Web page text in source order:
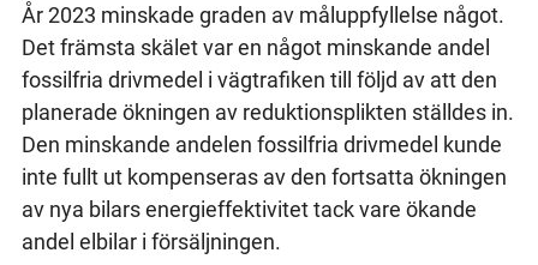
År 2023 minskade graden av måluppfyllelse något.
Det främsta skälet var en något minskande andel
fossilfria drivmedel i vägtrafiken till följd av att den
planerade ökningen av reduktionsplikten ställdes in.
Den minskande andelen fossilfria drivmedel kunde
inte fullt ut kompenseras av den fortsatta ökningen
av nya bilars energieffektivitet tack vare ökande
andel elbilar i försäljningen.